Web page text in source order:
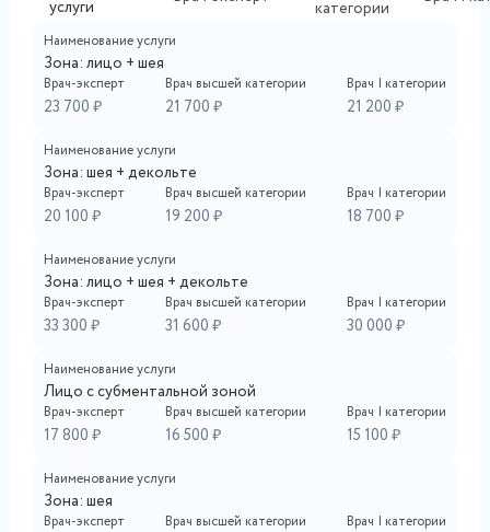
услуги категории
Наименование услуги
Зона: лицо + шея
Врач-эксперт
23 700 ₽
Врач высшей категории
21 700 ₽
Врач I категории
21 200 ₽
Наименование услуги
Зона: шея + декольте
Врач-эксперт
20 100 ₽
Врач высшей категории
19 200 ₽
Врач I категории
18 700 ₽
Наименование услуги
Зона: лицо + шея + декольте
Врач-эксперт
33 300 ₽
Врач высшей категории
31 600 ₽
Врач I категории
30 000 ₽
Наименование услуги
Лицо с субментальной зоной
Врач-эксперт
17 800 ₽
Врач высшей категории
16 500 ₽
Врач I категории
15 100 ₽
Наименование услуги
Зона: шея
Врач-эксперт Врач высшей категории Врач I категории